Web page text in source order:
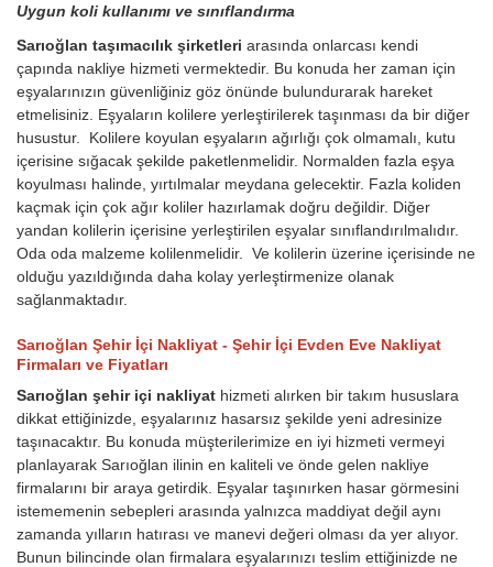
Uygun koli kullanımı ve sınıflandırma
Sarıoğlan taşımacılık şirketleri arasında onlarcası kendi
çapında nakliye hizmeti vermektedir. Bu konuda her zaman için
eşyalarınızın güvenliğiniz göz önünde bulundurarak hareket
etmelisiniz. Eşyaların kolilere yerleştirilerek taşınması da bir diğer
husustur. Kolilere koyulan eşyaların ağırlığı çok olmamalı, kutu
içerisine sığacak şekilde paketlenmelidir. Normalden fazla eşya
koyulması halinde, yırtılmalar meydana gelecektir. Fazla koliden
kaçmak için çok ağır koliler hazırlamak doğru değildir. Diğer
yandan kolilerin içerisine yerleştirilen eşyalar sınıflandırılmalıdır.
Oda oda malzeme kolilenmelidir. Ve kolilerin üzerine içerisinde ne
olduğu yazıldığında daha kolay yerleştirmenize olanak
sağlanmaktadır.
Sarıoğlan Şehir İçi Nakliyat - Şehir İçi Evden Eve Nakliyat
Firmaları ve Fiyatları
Sarıoğlan şehir içi nakliyat hizmeti alırken bir takım hususlara
dikkat ettiğinizde, eşyalarınız hasarsız şekilde yeni adresinize
taşınacaktır. Bu konuda müşterilerimize en iyi hizmeti vermeyi
planlayarak Sarıoğlan ilinin en kaliteli ve önde gelen nakliye
firmalarını bir araya getirdik. Eşyalar taşınırken hasar görmesini
istememenin sebepleri arasında yalnızca maddiyat değil aynı
zamanda yılların hatırası ve manevi değeri olması da yer alıyor.
Bunun bilincinde olan firmalara eşyalarınızı teslim ettiğinizde ne